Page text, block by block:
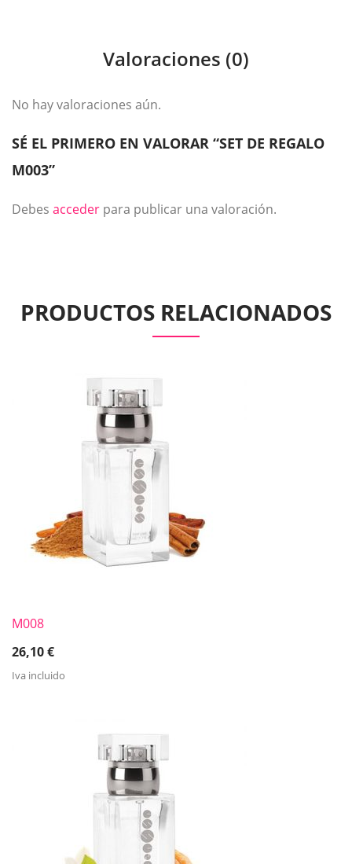
Valoraciones (0)
No hay valoraciones aún.
SÉ EL PRIMERO EN VALORAR “SET DE REGALO
M003”
Debes acceder para publicar una valoración.
PRODUCTOS RELACIONADOS
M008
26,10€
Iva incluido